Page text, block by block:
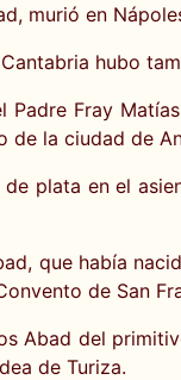
murió en
hubo
Padre Fray
de la ciudad de
plata en el
que había
de San
Abad del
de Turiza.